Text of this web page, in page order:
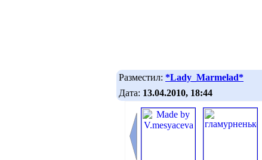
Разместил: *Lady_Marmelad*
Дата: 13.04.2010, 18:44